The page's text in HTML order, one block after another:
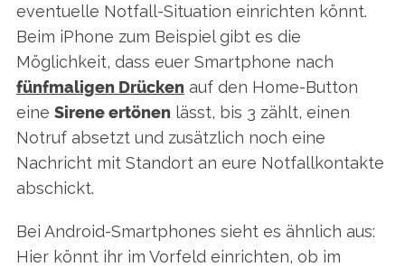
eventuelle Notfall-Situation einrichten könnt.
Beim iPhone zum Beispiel gibt es die
Möglichkeit, dass euer Smartphone nach
fünfmaligen Drücken auf den Home-Button
eine Sirene ertönen lässt, bis 3 zählt, einen
Notruf absetzt und zusätzlich noch eine
Nachricht mit Standort an eure Notfallkontakte
abschickt.
Bei Android-Smartphones sieht es ähnlich aus:
Hier könnt ihr im Vorfeld einrichten, ob im